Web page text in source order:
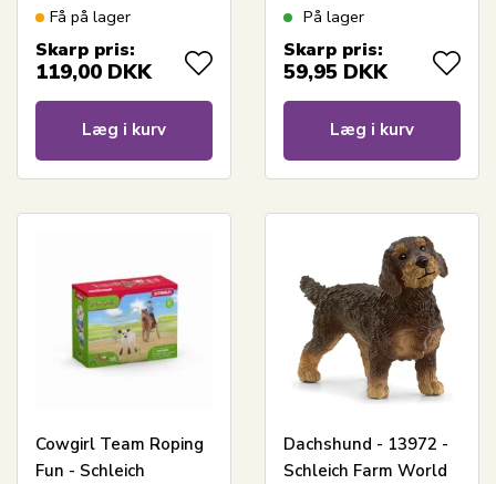
Få på lager
Skarp pris:
119,00 DKK
Læg i kurv
På lager
Skarp pris:
59,95 DKK
Læg i kurv
Cowgirl Team Roping
Fun - Schleich
Dachshund - 13972 -
Schleich Farm World